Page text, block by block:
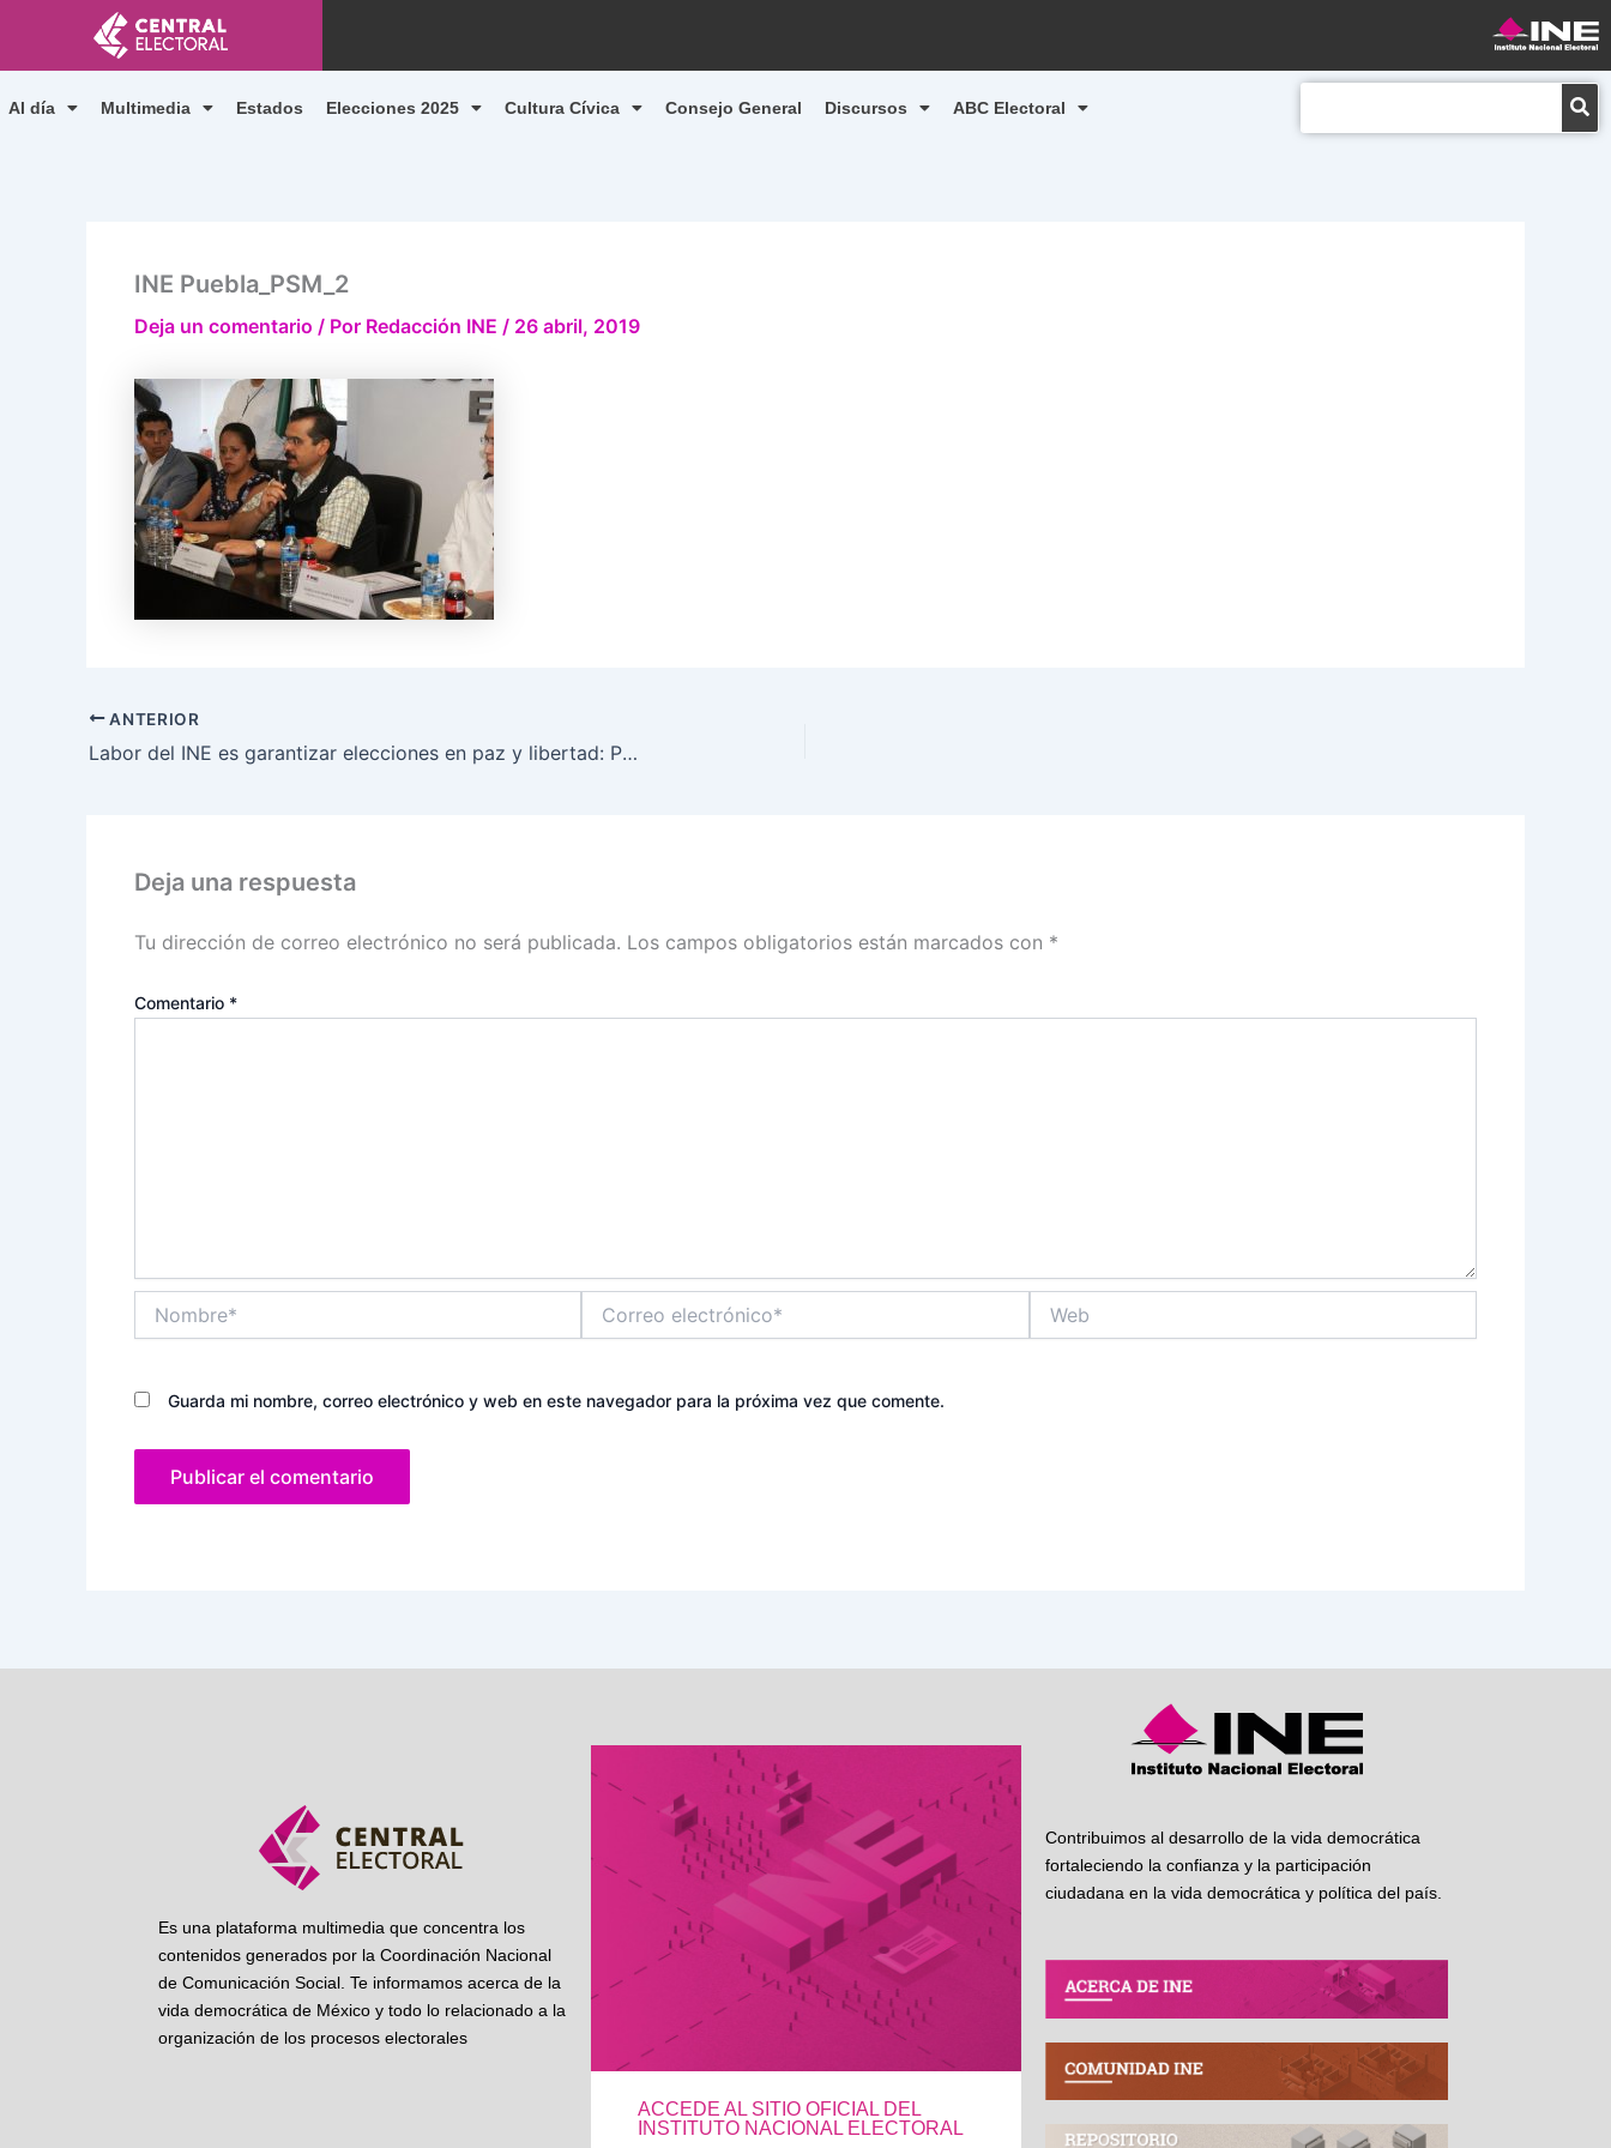
contenido
Al día Multimedia Estados Elecciones 2025 Cultura Cívica Consejo General Discursos ABC Electoral
INE Puebla_PSM_2
Deja un comentario / Por Redacción INE / 26 abril, 2019
ANTERIOR
Labor del INE es garantizar elecciones en paz y libertad: Pamela San Martín
Deja una respuesta
Tu dirección de correo electrónico no será publicada. Los campos obligatorios están marcados con *
Comentario *
electrónico*
Guarda mi nombre, correo electrónico y web en este navegador para la próxima vez que comente.
Es una plataforma multimedia que concentra los
contenidos generados por la Coordinación Nacional
de Comunicación Social. Te informamos acerca de la
vida democrática de México y todo lo relacionado a la
organización de los procesos electorales
ACCEDE AL SITIO OFICIAL DEL
INSTITUTO NACIONAL ELECTORAL
Contribuimos al desarrollo de la vida democrática
fortaleciendo la confianza y la participación
ciudadana en la vida democrática y política del país.